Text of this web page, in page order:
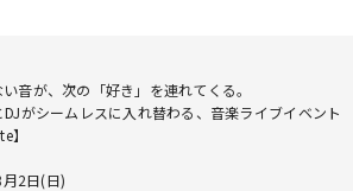
音が、次の「好き」を連れてくる。
がシームレスに入れ替わる、音楽ライブイベント
】
2日(日)